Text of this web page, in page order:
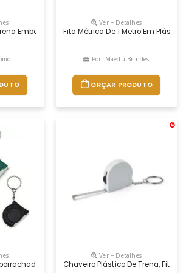
Emborrachada De 1 Metro DescriÇÃo: Trena
Ver + Detalhes
Fita Métrica De 1 Metro Em
Por: Maedu Brindes
ORÇAR PRODUTO
De 1 Metro
Ver + Detalhes
Chaveiro Plástico De Trena, Fita